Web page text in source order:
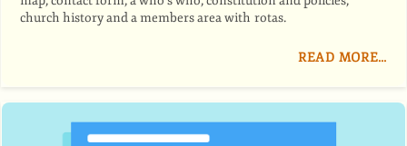
church history and a members area with rotas.
READ MORE…